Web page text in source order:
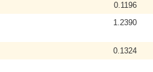
0.1196
1.2390
0.1324